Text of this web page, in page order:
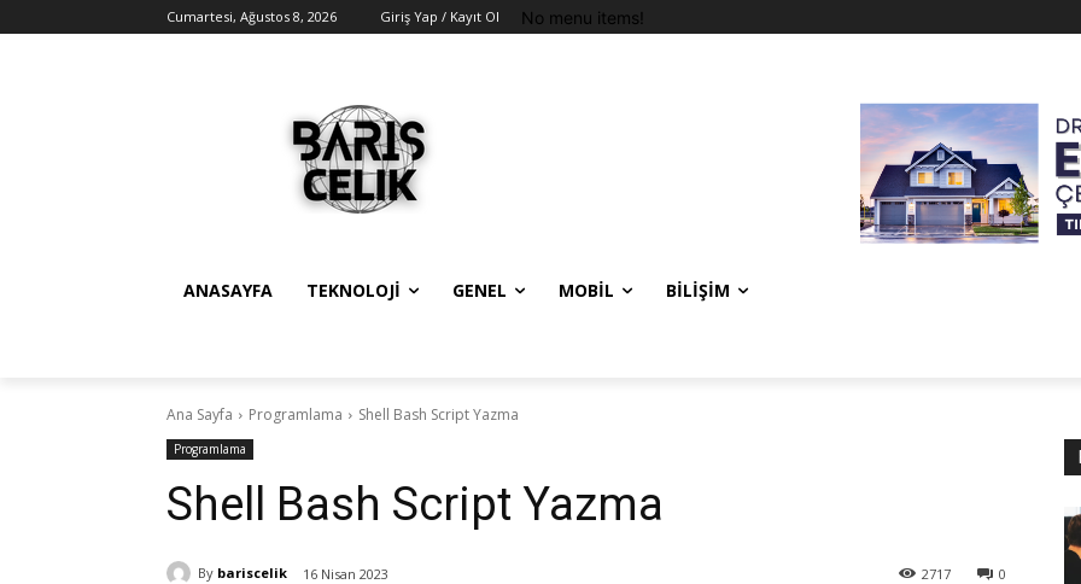
Cumartesi, Ağustos 8, 2026 Giriş Yap / Kayıt Ol No menu items!
ANASAYFA TEKNOLOJI GENEL MOBIL BILIŞIM
Ana Sayfa Programlama Shell Bash Script Yazma
Programlama
Shell Bash Script Yazma
By bariscelik 16 Nisan 2023 0
2717